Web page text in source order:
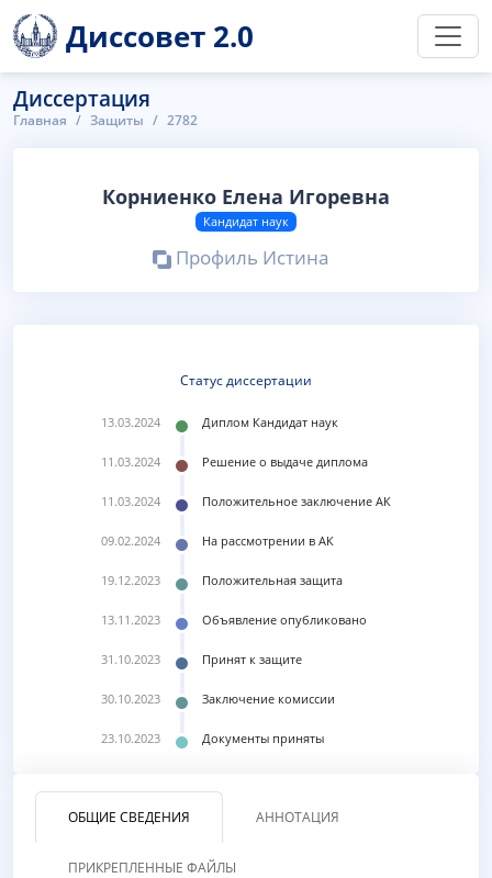
Диссовет 2.0
Диссертация
Главная Защиты 2782
Корниенко Елена Игоревна
Кандидат наук
Профиль Истина
Статус диссертации
13.03.2024 Диплом Кандидат наук
11.03.2024 Решение о выдаче диплома
11.03.2024 Положительное заключение АК
09.02.2024 На рассмотрении в АК
19.12.2023 Положительная защита
13.11.2023 Объявление опубликовано
31.10.2023 Принят к защите
30.10.2023 Заключение комиссии
23.10.2023 Документы приняты
ОБЩИЕ СВЕДЕНИЯ АННОТАЦИЯ
ПРИКРЕПЛЕННЫЕ ФАЙЛЫ